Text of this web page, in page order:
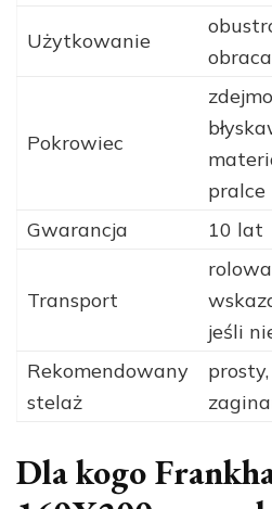
Użytkowanie
Pokrowiec
pralce
Gwarancja
10 lat
Transport
jeśli
Rekomendowany
stelaż
Dla kogo